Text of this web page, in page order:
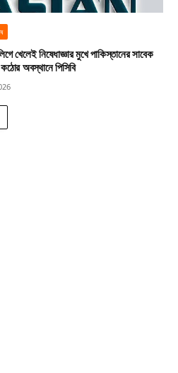
খেলেই নিষেধাজ্ঞার মুখে পাকিস্তানের সাবেক
অবস্থানে পিসিবি